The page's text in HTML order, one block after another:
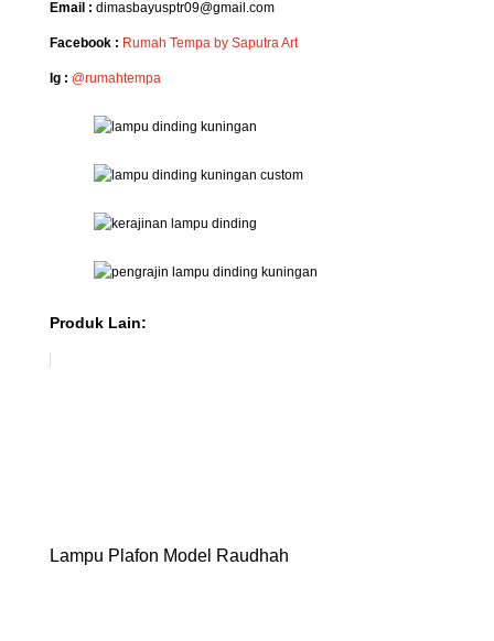
Email : dimasbayusptr09@gmail.com
Facebook : Rumah Tempa by Saputra Art
Ig : @rumahtempa
Produk Lain:
Lampu Plafon Model Raudhah